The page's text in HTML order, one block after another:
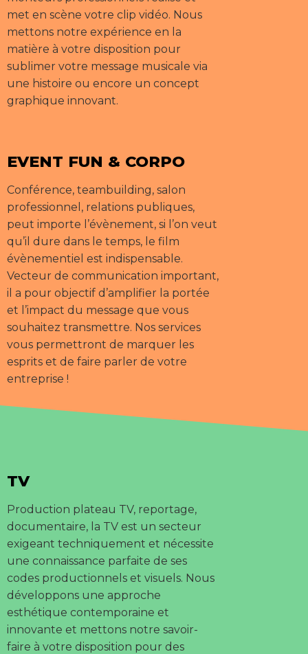
met en scène votre clip vidéo. Nous
mettons notre expérience en la
matière à votre disposition pour
sublimer votre message musicale via
une histoire ou encore un concept
graphique innovant.
EVENT FUN & CORPO
Conférence, teambuilding, salon
professionnel, relations publiques,
peut importe l’évènement, si l’on veut
qu’il dure dans le temps, le film
évènementiel est indispensable.
Vecteur de communication important,
il a pour objectif d’amplifier la portée
et l’impact du message que vous
souhaitez transmettre. Nos services
vous permettront de marquer les
esprits et de faire parler de votre
entreprise !
TV
Production plateau TV, reportage,
documentaire, la TV est un secteur
exigeant techniquement et nécessite
une connaissance parfaite de ses
codes productionnels et visuels. Nous
développons une approche
esthétique contemporaine et
innovante et mettons notre savoir-
faire à votre disposition pour des